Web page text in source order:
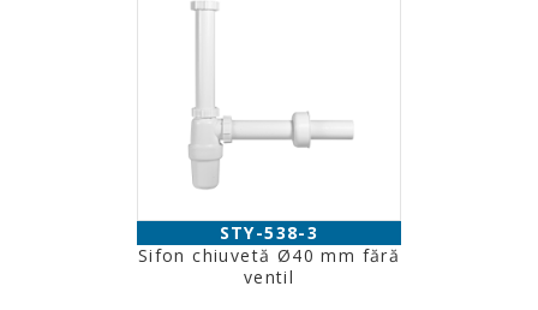
STY-538-3
Sifon chiuvetă Ø40 mm fără
ventil